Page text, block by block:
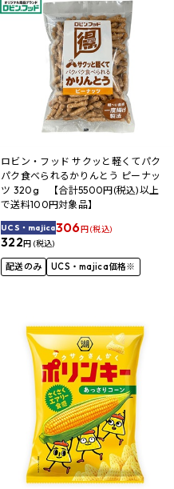
ロビン・フッド サクッと軽くてパク
パク食べられるかりんとう ピーナッ
ツ 320g 【合計5500円(税込)以上
で送料100円対象品】
UCS・majica306円 (税込)
322円 (税込)
配送のみ UCS・majica価格※